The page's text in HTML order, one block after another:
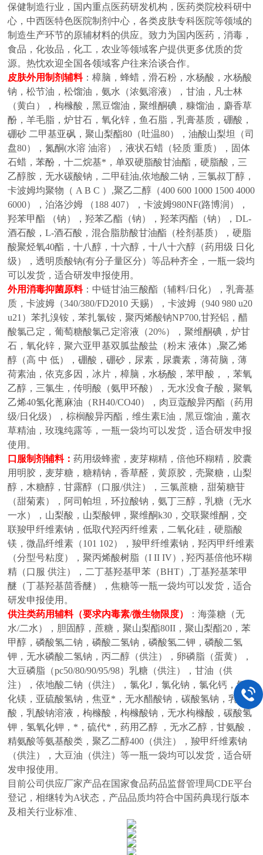
保健制造行业，国内重点医药研发机构，医药类院校科研中
心，中西医特色医院制剂中心，各类皮肤专科医院等领域的
制造生产环节的原辅材料的供应。致力为国内医药，消毒，
食品，化妆品，化工，农业等领域客户提供更多优质的货
源。热忱欢迎全国各领域客户往来洽谈合作。
皮肤外用制剂辅料：樟脑，蜂蜡，滑石粉，水杨酸，水杨酸
钠，松节油，松馏油，氨水（浓氨溶液），甘油，凡士林
（黄白），枸橼酸，黑豆馏油，聚维酮碘，糠馏油，麝香草
酚，羊毛脂，炉甘石，氧化锌，鱼石脂，乳膏基质，硼酸，
硼砂 二甲基亚砜，聚山梨酯80（吐温80），油酸山梨坦（司
盘80），氮酮(水溶 油溶），液状石蜡（轻质 重质），固体
石蜡，苯酚，十二烷基*，单双硬脂酸甘油酯，硬脂酸，三
乙醇胺，无水碳酸钠，二甲硅油,依地酸二钠，三氯叔丁醇，
卡波姆均聚物（ A B C ）,聚乙二醇（400 600 1000 1500 4000
6000），泊洛沙姆 （188 407），卡波姆980NF(路博润），
羟苯甲酯 （钠），羟苯乙酯（钠），羟苯丙酯（钠），DL-
酒石酸，L-酒石酸，混合脂肪酸甘油酯（栓剂基质），硬脂
酸聚烃氧40酯，十八醇，十六醇，十八十六醇（药用级 日化
级），透明质酸钠(有分子量区分）等品种齐全，一瓶一袋均
可以发货，适合研发申报使用。
外用消毒抑菌原料：中链甘油三酸酯（辅料/日化），乳膏基
质，卡波姆（340/380/FD2010 天赐），卡波姆（940 980 u20
u21）苯扎溴铵，苯扎氯铵，聚丙烯酸钠NP700,甘羟铝，醋
酸氯己定，葡萄糖酸氯己定溶液（20%），聚维酮碘，炉甘
石，氧化锌，聚六亚甲基双胍盐酸盐（粉末 液体）,聚乙烯
醇（高 中 低），硼酸，硼砂，尿素，尿囊素，薄荷脑，薄
荷素油，依克多因，冰片，樟脑，水杨酸，苯甲酸，，苯氧
乙醇，三氯生，传明酸（氨甲环酸），无水没食子酸，聚氧
乙烯40氢化蓖麻油（RH40/CO40），肉豆蔻酸异丙酯（药用
级/日化级），棕榈酸异丙酯，维生素E油，黑豆馏油，薰衣
草精油，玫瑰纯露等，一瓶一袋均可以发货，适合研发申报
使用。
口服制剂辅料：药用级蜂蜜，麦芽糊精，倍他环糊精，胶囊
用明胶，麦芽糖，糖精钠，香草醛，黄原胶，壳聚糖，山梨
醇，木糖醇，甘露醇（口服/供注），三氯蔗糖，甜菊糖苷
（甜菊素），阿司帕坦，环拉酸钠，氨丁三醇，乳糖（无水
一水），山梨酸，山梨酸钾，聚维酮k30，交联聚维酮，交
联羧甲纤维素钠，低取代羟丙纤维素，二氧化硅，硬脂酸
镁，微晶纤维素（101 102），羧甲纤维素钠，羟丙甲纤维素
（分型号粘度），聚丙烯酸树脂（I II IV）, 羟丙基倍他环糊
精（口服 供注），二丁基羟基甲苯（BHT）,丁基羟基苯甲
醚（丁基羟基茴香醚），焦糖等一瓶一袋均可以发货，适合
研发申报使用。
供注类药用辅料（要求内毒素/微生物限度） ：海藻糖（无
水/二水），胆固醇，蔗糖，聚山梨酯80II，聚山梨酯20，苯
甲醇，磷酸氢二钠，磷酸二氢钠，磷酸氢二钾，磷酸二氢
钾，无水磷酸二氢钠，丙二醇（供注），卵磷脂（蛋黄），
大豆磷脂（pc50/80/90/95/98）乳糖（供注），甘油（供
注），依地酸二钠（供注），氯化J，氯化钠，氯化钙，氯
化镁，亚硫酸氢钠，焦亚*，无水醋酸钠，碳酸氢钠，乳
酸，乳酸钠溶液，枸橼酸，枸橼酸钠，无水枸橼酸，碳酸氢
钾，氢氧化钾，*，硫代*，药用乙醇 ，无水乙醇，甘氨酸，
精氨酸等氨基酸类，聚乙二醇400（供注），羧甲纤维素钠
（供注），大豆油（供注）等一瓶一袋均可以发货，适合研
发申报使用。
目前公司供应厂家产品在国家食品药品监督管理局CDE平台
登记，相继转为A状态，产品品质均符合中国药典现行版本
及相关行业标准、